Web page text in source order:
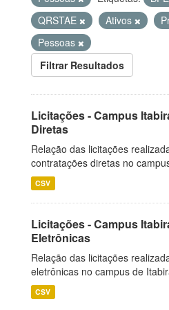
QRSTAE
Ativos
Pessoas
Filtrar Resultados
Licitações - Campus
Diretas
Relação das licitações
contratações diretas no
CSV
Licitações - Campus
Eletrônicas
Relação das licitações
eletrônicas no campus de
CSV